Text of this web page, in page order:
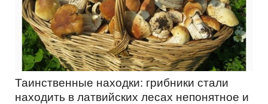
Таинственные находки: грибники стали
находить в латвийских лесах непонятное и